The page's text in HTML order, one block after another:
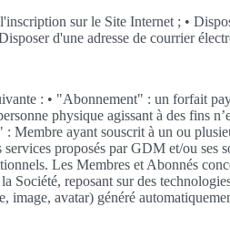
sur le Site Internet ; •
d'une adresse de courrier
: • "Abonnement" : un forfait
physique agissant à des fins
ayant souscrit à un ou
proposés par GDM et/ou
Les Membres et Abonnés
reposant sur des
avatar) généré